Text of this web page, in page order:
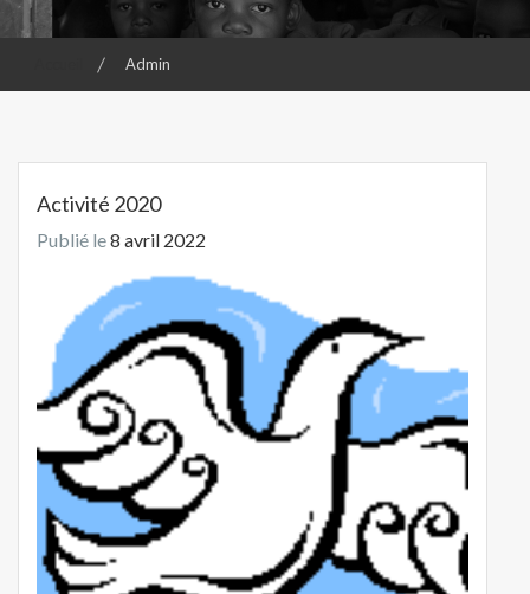
Admin
Activité 2020
Publié le8 avril 2022